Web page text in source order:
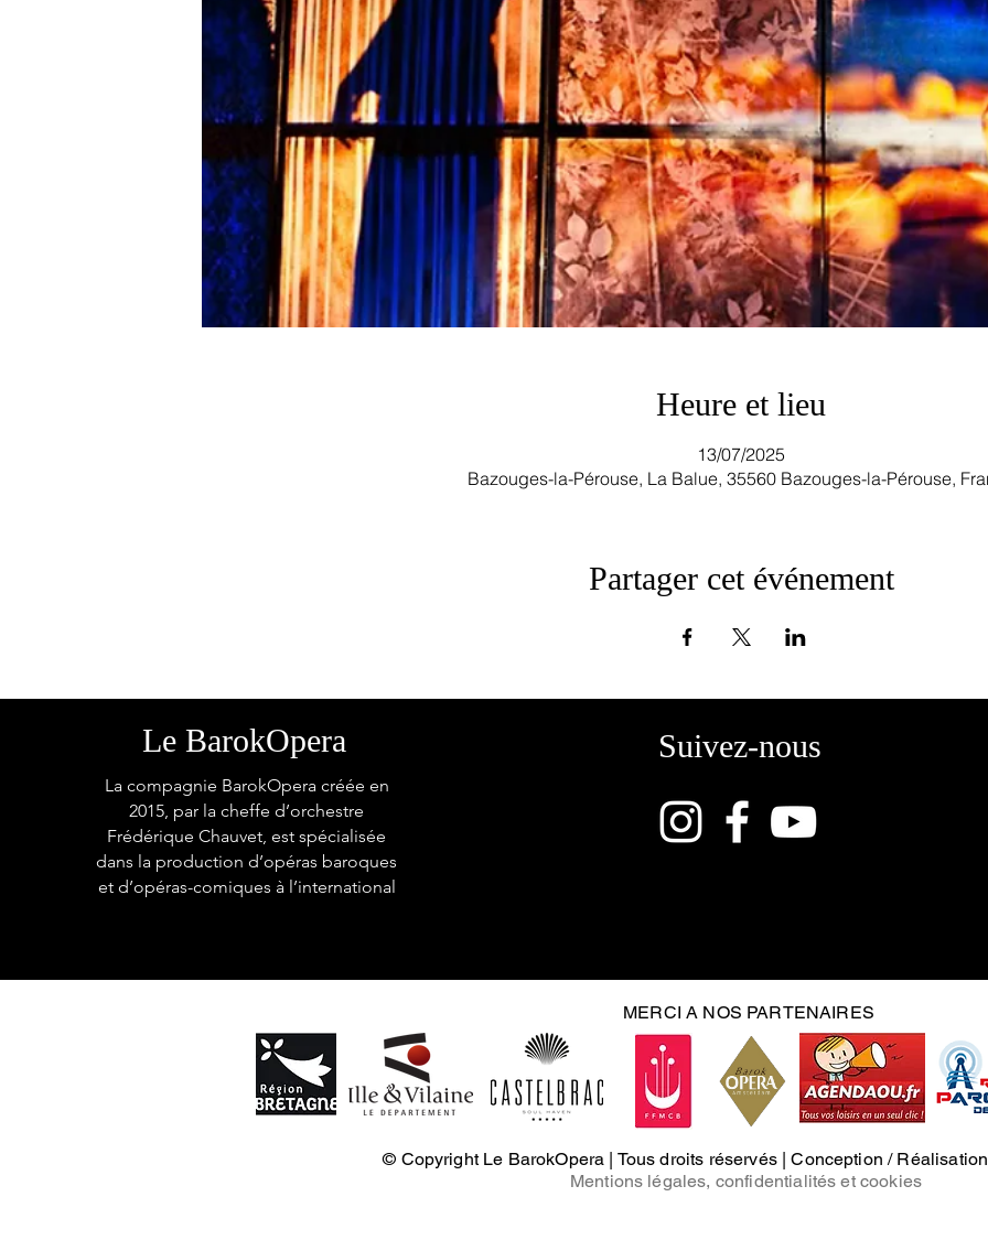
Heure et lieu
13/07/2025
Bazouges-la-Pérouse, La Balue, 35560 Bazouges-la-Pérouse,
Partager cet événement
Le BarokOpera
La compagnie BarokOpera créée en
2015, par la cheffe d’orchestre
Frédérique Chauvet, est spécialisée
dans la production d’opéras baroques
et d’opéras-comiques à l’international
Suivez-nous
MERCI A NOS PARTENAIRES
© Copyright Le BarokOpera | Tous droits réservés | Conception /
Mentions légales, confidentialités et cookies